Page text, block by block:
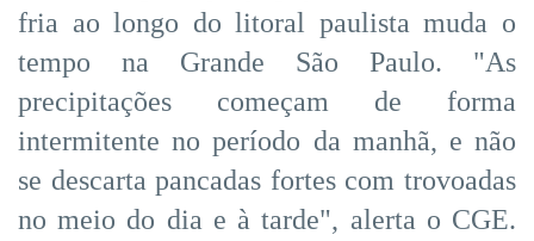
fria ao longo do litoral paulista muda o
tempo na Grande São Paulo. "As
precipitações começam de forma
intermitente no período da manhã, e não
se descarta pancadas fortes com trovoadas
no meio do dia e à tarde", alerta o CGE.